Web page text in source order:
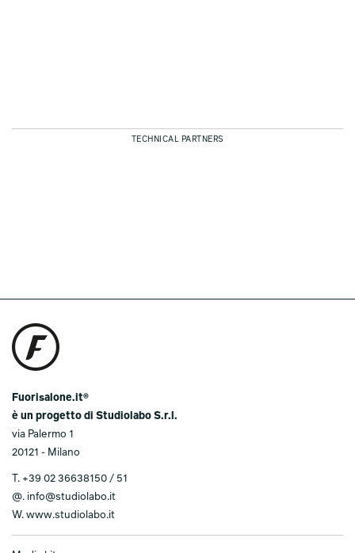
TECHNICAL PARTNERS
Fuorisalone.it®
è un progetto di Studiolabo S.r.l.
via Palermo 1
20121 - Milano
T. +39 02 36638150 / 51
@. info@studiolabo.it
W. www.studiolabo.it